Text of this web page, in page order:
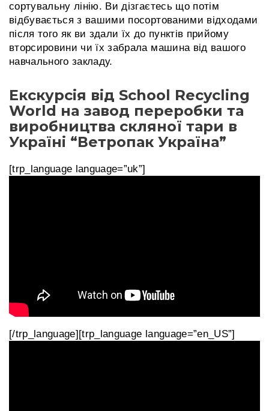
сортувальну лінію. Ви дізгаєтесь що потім
відбувається з вашими посортованими відходами
після того як ви здали їх до пунктів прийому
вторсировини чи їх забрала машина від вашого
навчального закладу.
Екскурсія від School Recycling
World на завод переробки та
виробництва скляної тари в
Україні “Ветропак Україна”
[trp_language language=”uk”]
[/trp_language][trp_language language=”en_US”]